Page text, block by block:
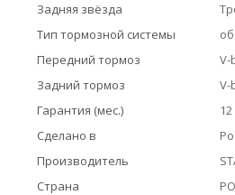
Задняя звёзда
Тип тормозной системы
Передний тормоз
V-
Задний тормоз
V-
Гарантия (мес.)
12
Сделано в
Производитель
Страна